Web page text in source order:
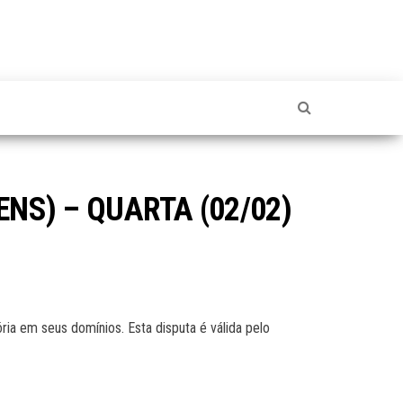
– QUARTA (02/02)
em seus domínios. Esta disputa é válida pelo